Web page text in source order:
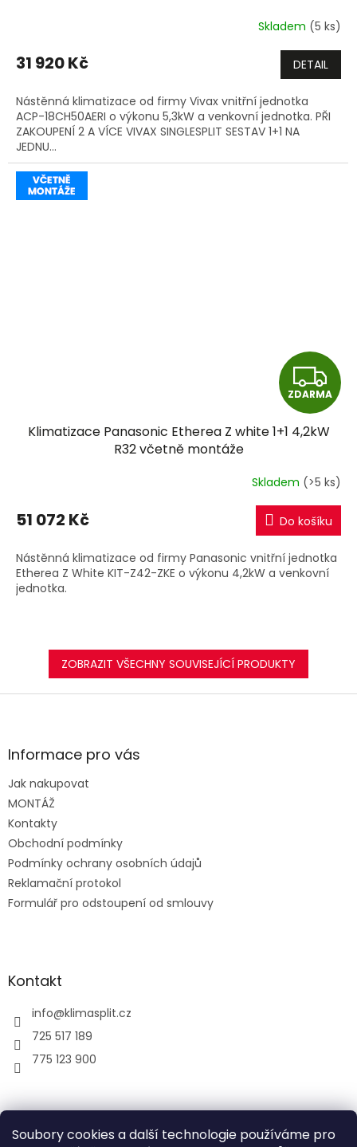
Soubory cookies a další technologie používáme pro
R
M
A
Skladem (5 ks)
31 920 Kč DETAIL
Nástěnná klimatizace od firmy Vivax vnitřní jednotka
ACP-18CH50AERI o výkonu 5,3kW a venkovní jednotka. PŘI
ZAKOUPENÍ 2 A VÍCE VIVAX SINGLESPLIT SESTAV 1+1 NA
JEDNU...
Z
D
A
R
M
A
ZDARMA
Klimatizace Panasonic Etherea Z white 1+1 4,2kW
R32 včetně montáže
Skladem (>5 ks)
51 072 Kč Do košíku
Nástěnná klimatizace od firmy Panasonic vnitřní jednotka
Etherea Z White KIT-Z42-ZKE o výkonu 4,2kW a venkovní
jednotka.
ZOBRAZIT VŠECHNY SOUVISEJÍCÍ PRODUKTY
Z
aInformace pro vás
Jak nakupovat
MONTÁŽ
Kontakty
Obchodní podmínky
Podmínky ochrany osobních údajů
Reklamační protokol
Formulář pro odstoupení od smlouvy
Kontakt
info@klimasplit.cz
725 517 189
775 123 900
air-cool